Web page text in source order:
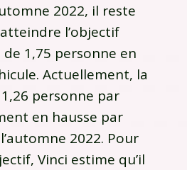
2022, il reste
l’objectif
1,75 personne en
Actuellement, la
personne par
en hausse par
2022. Pour
Vinci estime qu’il